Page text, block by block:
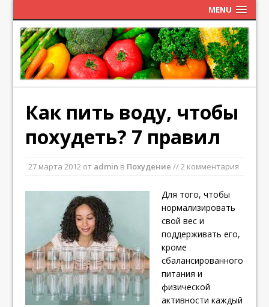
MENU
Как пить воду, чтобы
похудеть? 7 правил
27 марта 2012 от admin в Похудение // 2 комментария
Для того, чтобы
нормализировать
свой вес и
поддерживать его,
кроме
сбалансированного
питания и
физической
активности каждый